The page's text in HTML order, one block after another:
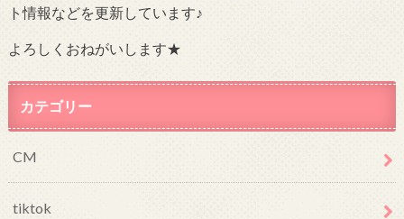
ト情報などを更新しています♪
よろしくおねがいします★
カテゴリー
CM
tiktok